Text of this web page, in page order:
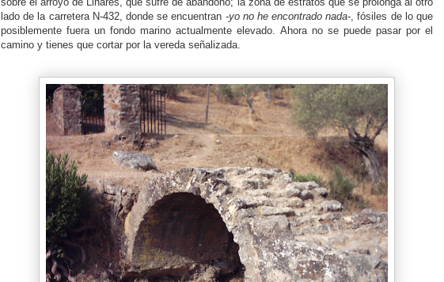
lado de la carretera N-432, donde se encuentran -yo no he encontrado nada- , fósiles de lo que
posiblemente fuera un fondo marino actualmente elevado. Ahora no se puede pasar por el
camino y tienes que cortar por la vereda señalizada.